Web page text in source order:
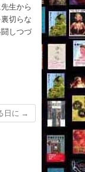
生から
切らな
しつづ
日に →